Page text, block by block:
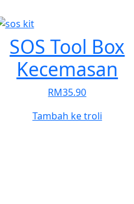
SOS Tool Box
Kecemasan
RM35.90
Tambah ke troli